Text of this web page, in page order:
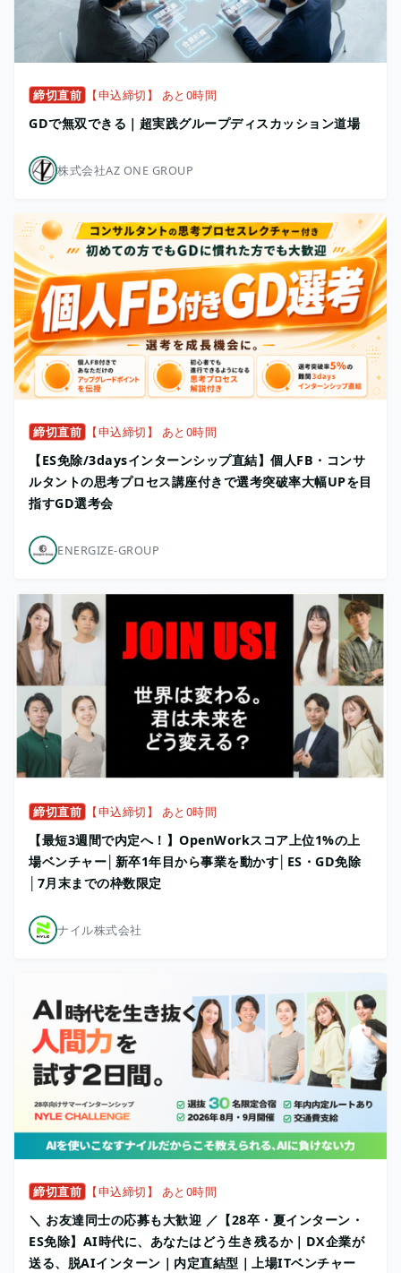
締切直前 【申込締切】 あと0時間
GDで無双できる｜超実践グループディスカッション道場
株式会社AZ ONE GROUP
締切直前 【申込締切】 あと0時間
【ES免除/3daysインターンシップ直結】個人FB・コンサ
ルタントの思考プロセス講座付きで選考突破率大幅UPを目
指すGD選考会
ENERGIZE-GROUP
締切直前 【申込締切】 あと0時間
【最短3週間で内定へ！】OpenWorkスコア上位1%の上
場ベンチャー│新卒1年目から事業を動かす│ES・GD免除
│7月末までの枠数限定
ナイル株式会社
締切直前 【申込締切】 あと0時間
＼ お友達同士の応募も大歓迎 ／【28卒・夏インターン・
ES免除】AI時代に、あなたはどう生き残るか｜DX企業が
送る、脱AIインターン｜内定直結型｜上場ITベンチャー